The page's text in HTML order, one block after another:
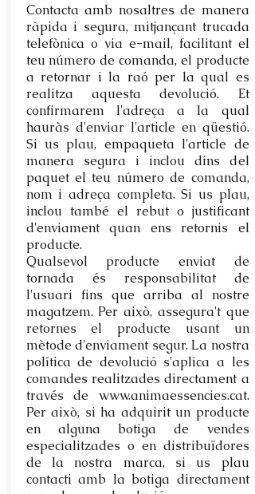
Contacta amb nosaltres de manera
ràpida i segura, mitjançant trucada
telefònica o via e-mail, facilitant el
teu número de comanda, el producte
a retornar i la raó per la qual es
realitza aquesta devolució. Et
confirmarem l'adreça a la qual
hauràs d'enviar l'article en qüestió.
Si us plau, empaqueta l'article de
manera segura i inclou dins del
paquet el teu número de comanda,
nom i adreça completa. Si us plau,
inclou també el rebut o justificant
d'enviament quan ens retornis el
producte.
Qualsevol producte enviat de
tornada és responsabilitat de
l'usuari fins que arriba al nostre
magatzem. Per això, assegura't que
retornes el producte usant un
mètode d'enviament segur. La nostra
política de devolució s'aplica a les
comandes realitzades directament a
través de www.animaessencies.cat.
Per això, si ha adquirit un producte
en alguna botiga de vendes
especialitzades o en distribuïdores
de la nostra marca, si us plau
contacti amb la botiga directament